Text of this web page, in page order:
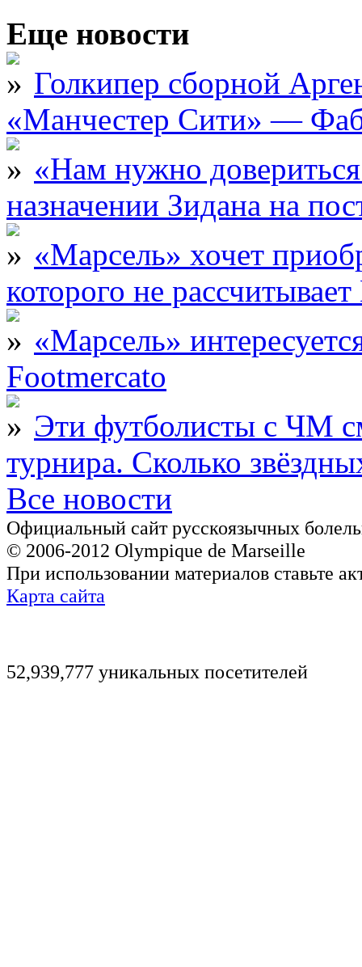
Еще новости
Голкипер сборной
«Манчестер Сити» —
«Нам нужно
назначении Зидана на
«Марсель» хочет
которого не
«Марсель»
Footmercato
Эти футболисты с ЧМ
турнира. Сколько
Все новости
Официальный сайт русскоязычных
© 2006-2012 Olympique de Marseille
При использовании материалов ставьте
Карта сайта
52,939,777 уникальных посетителей